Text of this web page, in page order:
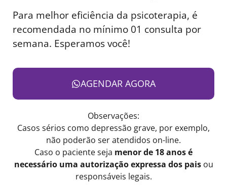
Para melhor eficiência da psicoterapia, é
recomendada no mínimo 01 consulta por
semana. Esperamos você!
AGENDAR AGORA
Observações:
Casos sérios como depressão grave, por exemplo,
não poderão ser atendidos on-line.
Caso o paciente seja menor de 18 anos é
necessário uma autorização expressa dos paisou
responsáveis legais.